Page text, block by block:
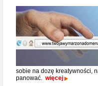
sobie na dozę kreatywności,
panować. więcej